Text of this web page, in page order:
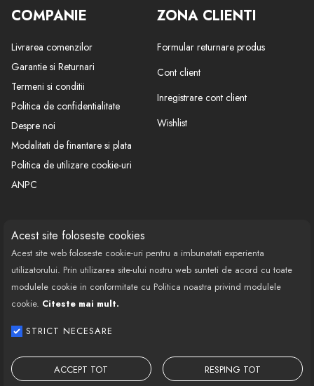
Acest site foloseste cookies
Acest site web foloseste cookie-uri pentru a imbunatati experienta
utilizatorului. Prin utilizarea site-ului nostru web sunteti de acord cu toate
modulele cookie in conformitate cu Politica noastra privind modulele
cookie. Citeste mai mult.
STRICT NECESARE
ACCEPT TOT RESPING TOT
COMPANIE
Livrarea comenzilor
Garantie si Returnari
Termeni si conditii
Politica de confidentialitate
Despre noi
Modalitati de finantare si plata
Politica de utilizare cookie-uri
ANPC
ZONA CLIENTI
Formular returnare produs
Cont client
Inregistrare cont client
Wishlist
CONTACT
Call Center: 0377 100 941
Program de lucru: Luni-Vineri
08:00 - 18:00
Email: contact@bestautovest.ro
SRL CUI: 32372789, Reg.Com.:
J02/1129/2013